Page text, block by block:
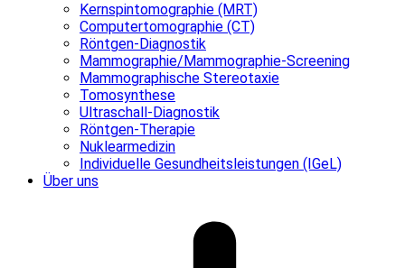
Kernspintomographie (MRT)
Computertomographie (CT)
Röntgen-Diagnostik
Mammographie/Mammographie-Screening
Mammographische Stereotaxie
Tomosynthese
Ultraschall-Diagnostik
Röntgen-Therapie
Nuklearmedizin
Individuelle Gesundheitsleistungen (IGeL)
Über uns